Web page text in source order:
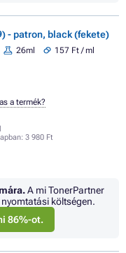
- patron, black (fekete)
26ml
157 Ft / ml
3 980 Ft
a termék?
A mi TonerPartner
nyomtatási költségen.
86%-ot.